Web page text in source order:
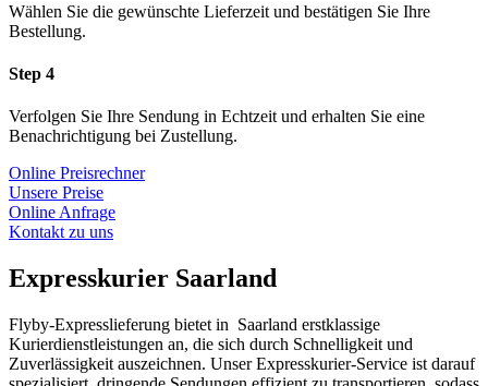
Wählen Sie die gewünschte Lieferzeit und bestätigen Sie Ihre
Bestellung.
Step 4
Verfolgen Sie Ihre Sendung in Echtzeit und erhalten Sie eine
Benachrichtigung bei Zustellung.
Online Preisrechner
Unsere Preise
Online Anfrage
Kontakt zu uns
Expresskurier Saarland
Flyby-Expresslieferung bietet in Saarland erstklassige
Kurierdienstleistungen an, die sich durch Schnelligkeit und
Zuverlässigkeit auszeichnen. Unser Expresskurier-Service ist darauf